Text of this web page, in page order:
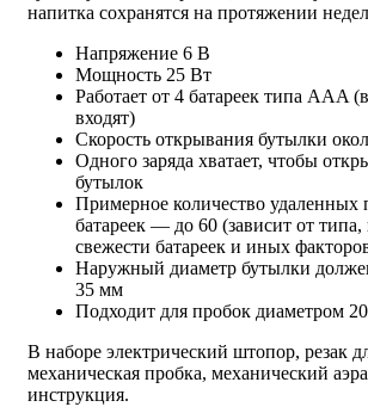
напитка сохранятся на протяжении
Напряжение 6 В
Мощность 25 Вт
Работает от 4 батареек типа AAA
входят)
Скорость открывания бутылки
Одного заряда хватает, чтобы
бутылок
Примерное количество удаленных
батареек — до 60 (зависит от типа,
свежести батареек и иных
Наружный диаметр бутылки
35 мм
Подходит для пробок диаметром
В наборе электрический штопор, резак
механическая пробка, механический
инструкция.